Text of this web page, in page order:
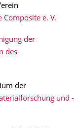
Composite e. V.
der
des
der
und -